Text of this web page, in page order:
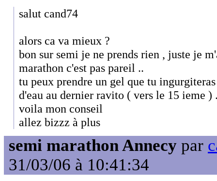
salut cand74
alors ca va mieux ?
bon sur semi je ne prends rien , juste je
marathon c'est pas pareil ..
tu peux prendre un gel que tu
d'eau au dernier ravito ( vers le 15 ieme )
voila mon conseil
allez bizzz à plus
semi marathon Annecy par
31/03/06 à 10:41:34